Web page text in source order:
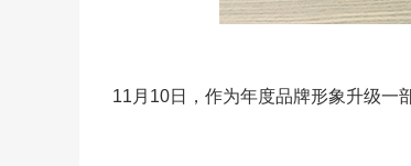
11月10日，作为年度品牌形象升级一